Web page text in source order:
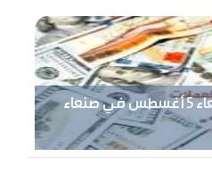
أسعار الصرف اليوم الأربعاء 5 أغسطس في صنعاء